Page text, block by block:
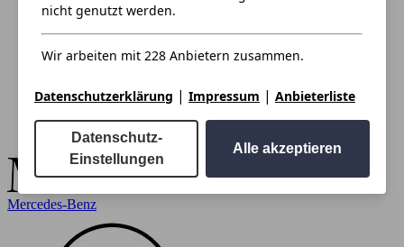
Mercedes-Benz
nicht genutzt werden.
Wir arbeiten mit 228 Anbietern zusammen.
Datenschutzerklärung | Impressum | Anbieterliste
Datenschutz-
Einstellungen
Alle akzeptieren